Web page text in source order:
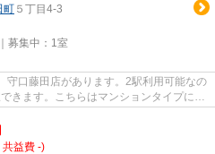
町 ５丁目4-3
募集中： 1室
口藤田店があります。2駅利用可能なの
きます。こちらはマンションタイプにな
益費 -)